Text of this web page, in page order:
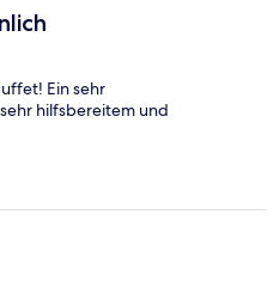
Ein sehr
hilfsbereitem und